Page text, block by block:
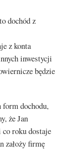
dochód z
z konta
inwestycji
będzie
form dochodu,
że Jan
co roku dostaje
założy firmę